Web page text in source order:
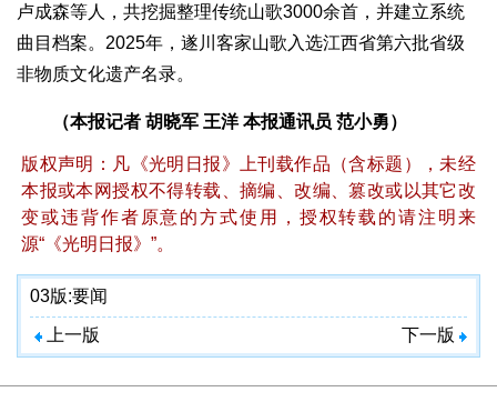
卢成森等人，共挖掘整理传统山歌3000余首，并建立系统
曲目档案。2025年，遂川客家山歌入选江西省第六批省级
非物质文化遗产名录。
（本报记者 胡晓军 王洋 本报通讯员 范小勇）
版权声明：凡《光明日报》上刊载作品（含标题），未经
本报或本网授权不得转载、摘编、改编、篡改或以其它改
变或违背作者原意的方式使用，授权转载的请注明来
源“《光明日报》”。
03版:要闻
上一版 下一版